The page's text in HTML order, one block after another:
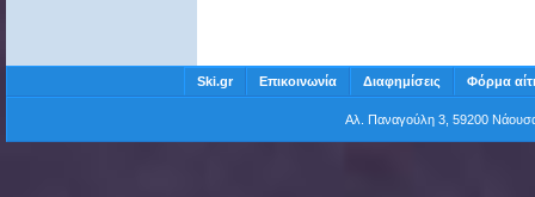
Ski.gr Επικοινωνία Διαφημίσεις Φόρμα
Αλ. Παναγούλη 3, 59200